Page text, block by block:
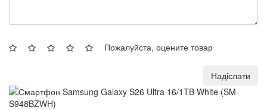
Пожалуйста, оцените товар
Надіслати